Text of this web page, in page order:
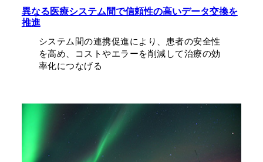
異なる医療システム間で信頼性の高いデータ交換を
推進
システム間の連携促進により、患者の安全性
を高め、コストやエラーを削減して治療の効
率化につなげる